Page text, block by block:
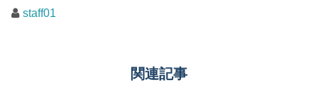
staff01
関連記事